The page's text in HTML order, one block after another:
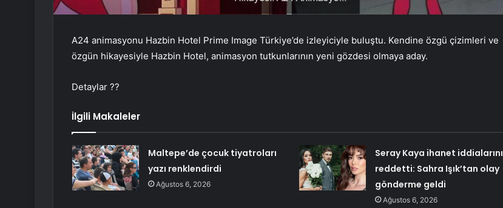
A24 animasyonu Hazbin Hotel Prime Image Türkiye’de izleyiciyle buluştu. Kendine özgü çizimleri ve
özgün hikayesiyle Hazbin Hotel, animasyon tutkunlarının yeni gözdesi olmaya aday.
Detaylar ??
İlgili Makaleler
Maltepe’de çocuk tiyatroları
yazı renklendirdi
Ağustos 6, 2026
Seray Kaya ihanet iddialarını
reddetti: Sahra Işık’tan olay
gönderme geldi
Ağustos 6, 2026